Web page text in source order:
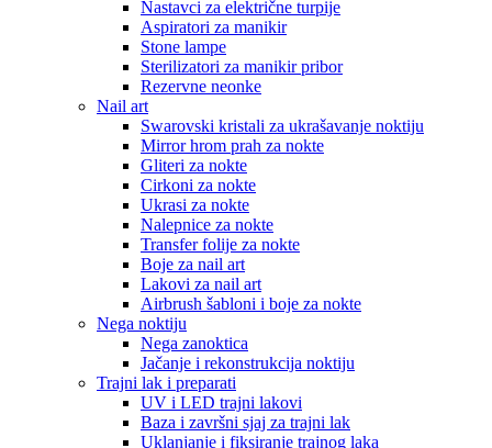
Nastavci za električne turpije
Aspiratori za manikir
Stone lampe
Sterilizatori za manikir pribor
Rezervne neonke
Nail art
Swarovski kristali za ukrašavanje noktiju
Mirror hrom prah za nokte
Gliteri za nokte
Cirkoni za nokte
Ukrasi za nokte
Nalepnice za nokte
Transfer folije za nokte
Boje za nail art
Lakovi za nail art
Airbrush šabloni i boje za nokte
Nega noktiju
Nega zanoktica
Jačanje i rekonstrukcija noktiju
Trajni lak i preparati
UV i LED trajni lakovi
Baza i završni sjaj za trajni lak
Uklanjanje i fiksiranje trajnog laka